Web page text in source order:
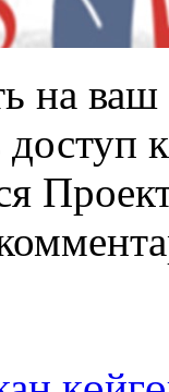
на
доступ